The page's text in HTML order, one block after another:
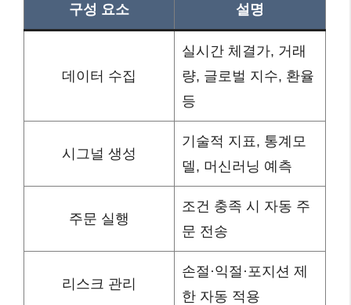
구성 요소 설명
데이터 수집
실시간 체결가, 거래
량, 글로벌 지수, 환율
등
시그널 생성
기술적 지표, 통계모
델, 머신러닝 예측
주문 실행
조건 충족 시 자동 주
문 전송
리스크 관리
손절·익절·포지션 제
한 자동 적용